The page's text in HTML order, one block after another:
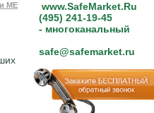
ME
www.SafeMarket.Ru
(495) 241-19-45
- многоканальный
safe@safemarket.ru